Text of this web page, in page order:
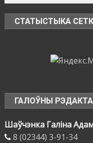
СТАТЫСТЫКА
ГАЛОЎНЫ
Шаўчэнка Галіна
8 (02344) 3-91-34